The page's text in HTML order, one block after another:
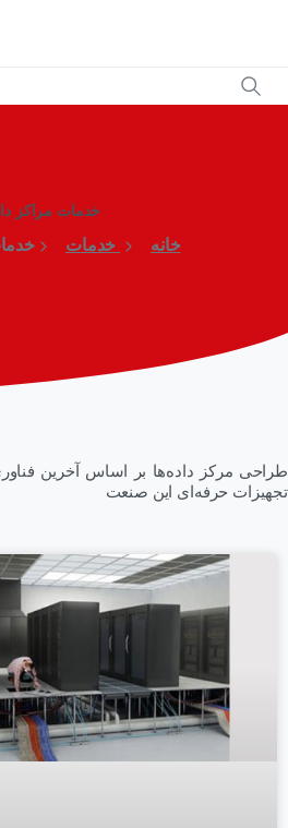
خدمات مراکز
خانه خدمات
طراحی مرکز داده‌ها بر اساس آخرین
تجهیزات حرفه‌ای این صنعت